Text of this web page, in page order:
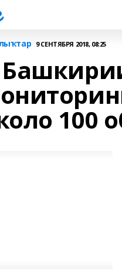
9 СЕНТЯБРЯ 2018, 08:25
100